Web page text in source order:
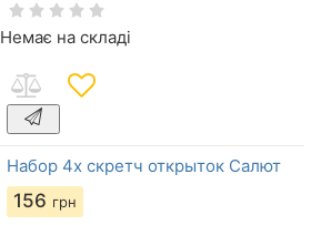
Немає на складі
Набор 4х скретч открыток Салют
156 грн